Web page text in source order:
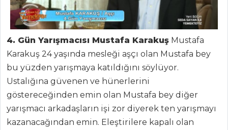
4. Gün Yarışmacısı Mustafa Karakuş Mustafa
Karakuş 24 yaşında mesleği aşçı olan Mustafa bey
bu yüzden yarışmaya katıldığını söylüyor.
Ustalığına güvenen ve hünerlerini
göstereceğinden emin olan Mustafa bey diğer
yarışmacı arkadaşların işi zor diyerek ten yarışmayı
kazanacağından emin. Eleştirilere kapalı olan